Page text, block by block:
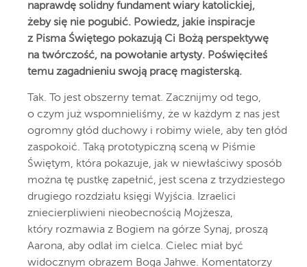
naprawdę solidny fundament wiary katolickiej,
żeby się nie pogubić. Powiedz, jakie inspiracje
z Pisma Świętego pokazują Ci Bożą perspektywę
na twórczość, na powołanie artysty. Poświęciłeś
temu zagadnieniu swoją pracę magisterską.
Tak. To jest obszerny temat. Zacznijmy od tego,
o czym już wspomnieliśmy, że w każdym z nas jest
ogromny głód duchowy i robimy wiele, aby ten głód
zaspokoić. Taką prototypiczną sceną w Piśmie
Świętym, która pokazuje, jak w niewłaściwy sposób
można tę pustkę zapełnić, jest scena z trzydziestego
drugiego rozdziału księgi Wyjścia. Izraelici
zniecierpliwieni nieobecnością Mojżesza,
który rozmawia z Bogiem na górze Synaj, proszą
Aarona, aby odlał im cielca. Cielec miał być
widocznym obrazem Boga Jahwe. Komentatorzy